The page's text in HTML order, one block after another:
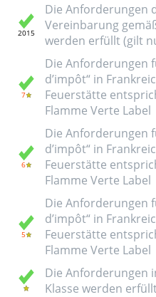
Die Anforderungen
Vereinbarung
werden erfüllt (gilt
Die Anforderungen
d’impôt“ in
Feuerstätte
Flamme Verte Label
Die Anforderungen
d’impôt“ in
Feuerstätte
Flamme Verte Label
Die Anforderungen
d’impôt“ in
Feuerstätte
Flamme Verte Label
Die Anforderungen
Klasse werden